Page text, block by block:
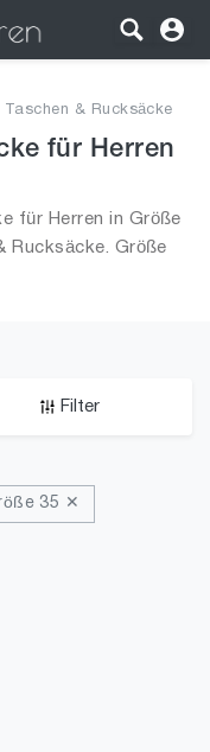
Taschen & Rucksäcke
für Herren
für Herren in Größe
Rucksäcke. Größe
in Größe 35 und
Filter
35 ✕